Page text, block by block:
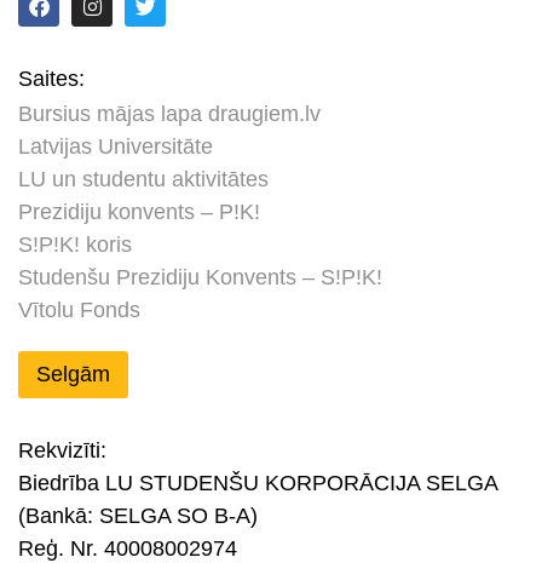
Saites:
Bursius mājas lapa draugiem.lv
Latvijas Universitāte
LU un studentu aktivitātes
Prezidiju konvents – P!K!
S!P!K! koris
Studenšu Prezidiju Konvents – S!P!K!
Vītolu Fonds
Selgām
Rekvizīti:
Biedrība LU STUDENŠU KORPORĀCIJA SELGA
(Bankā: SELGA SO B-A)
Reģ. Nr. 40008002974